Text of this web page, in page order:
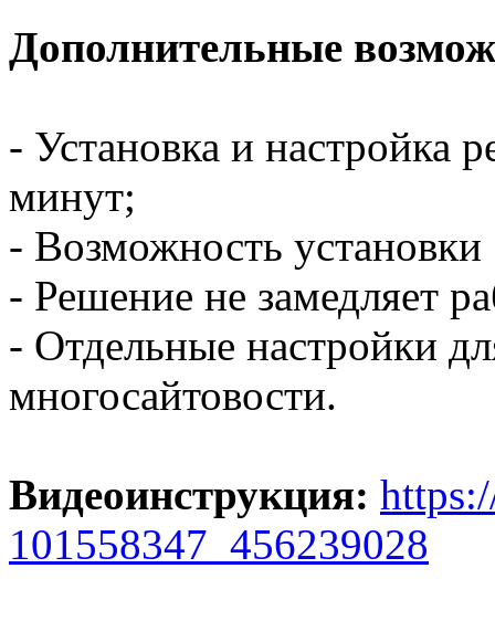
Дополнительные
- Установка и настройка
минут;
- Возможность
- Решение не замедляет
- Отдельные настройки
многосайтовости.
Видеоинструкция:
101558347_456239028